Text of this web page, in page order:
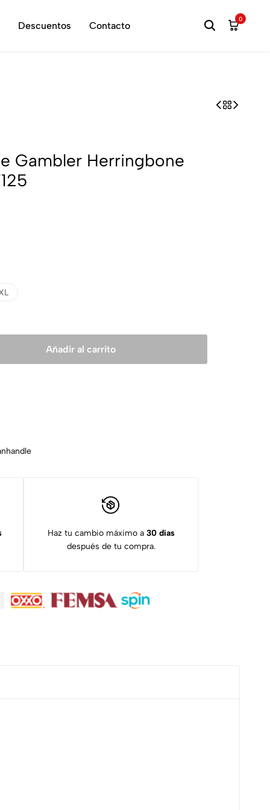
Descuentos Contacto
0
Gambler Herringbone
Añadir al carrito
Haz tu cambio máximo a 30 días
después de tu compra.